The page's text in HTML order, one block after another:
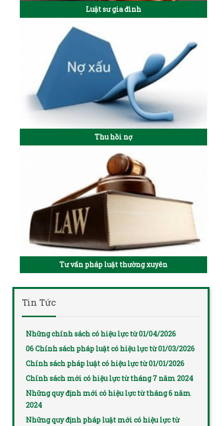
Luật sư gia đình
Thu hồi nợ
Tư vấn pháp luật thường xuyên
Tin Tức
Những chính sách có hiệu lực từ 01/04/2026
06 Chính sách pháp luật có hiệu lực từ 01/03/2026
Chính sách pháp luật có hiệu lực từ 01/01/2026
Chính sách mới có hiệu lực từ tháng 7 năm 2024
Những quy định mới có hiệu lực từ tháng 6 năm
2024
Những quy định pháp luật mới có hiệu lực từ